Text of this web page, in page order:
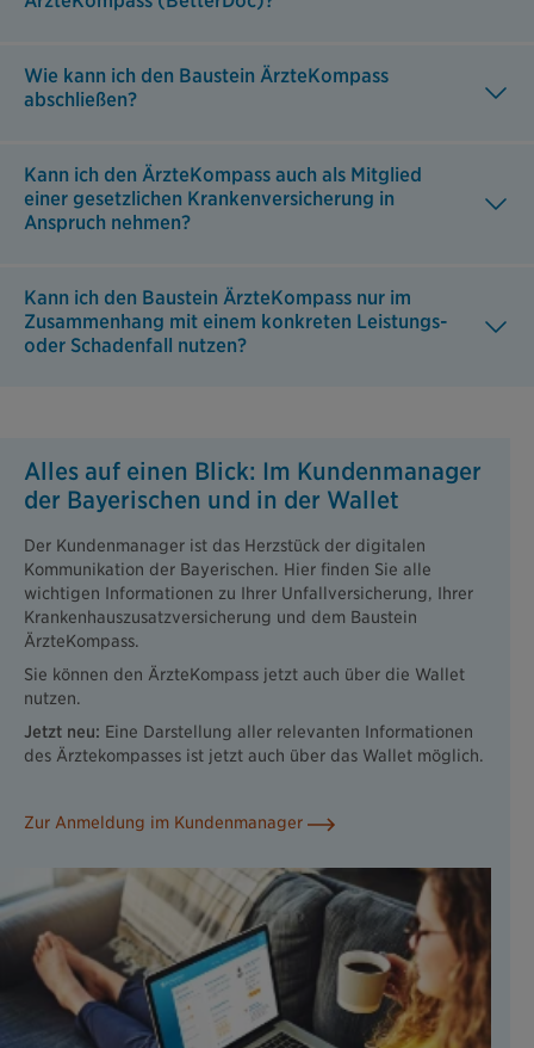
Wie kann ich den Baustein ÄrzteKompass
abschließen?
Kann ich den ÄrzteKompass auch als Mitglied
einer gesetzlichen Krankenversicherung in
Anspruch nehmen?
Kann ich den Baustein ÄrzteKompass nur im
Zusammenhang mit einem konkreten Leistungs-
oder Schadenfall nutzen?
Alles auf einen Blick: Im Kundenmanager
der Bayerischen und in der Wallet
Der Kundenmanager ist das Herzstück der digitalen
Kommunikation der Bayerischen. Hier finden Sie alle
wichtigen Informationen zu Ihrer Unfallversicherung, Ihrer
Krankenhauszusatzversicherung und dem Baustein
ÄrzteKompass.
Sie können den ÄrzteKompass jetzt auch über die Wallet
nutzen.
Jetzt neu: Eine Darstellung aller relevanten Informationen
des Ärztekompasses ist jetzt auch über das Wallet möglich.
Zur Anmeldung im Kundenmanager